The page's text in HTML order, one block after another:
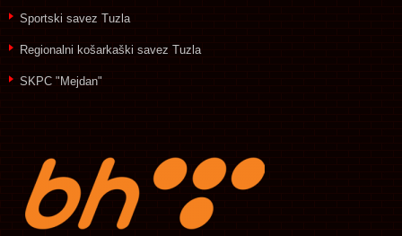
Sportski savez Tuzla
Regionalni košarkaški savez Tuzla
SKPC "Mejdan"